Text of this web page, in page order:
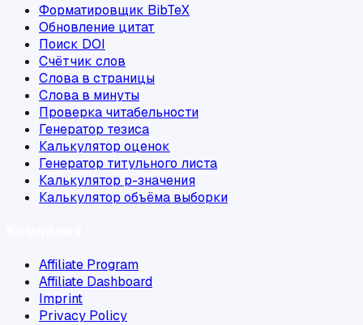
Форматировщик BibTeX
Обновление цитат
Поиск DOI
Счётчик слов
Слова в страницы
Слова в минуты
Проверка читабельности
Генератор тезиса
Калькулятор оценок
Генератор титульного листа
Калькулятор p-значения
Калькулятор объёма выборки
Affiliate Program
Affiliate Dashboard
Imprint
Privacy Policy